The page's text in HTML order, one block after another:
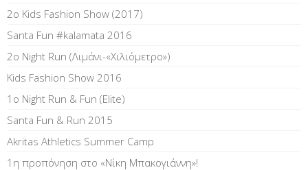
2ο Kids Fashion Show (2017)
Santa Fun #kalamata 2016
2ο Night Run (Λιμάνι-«Χιλιόμετρο»)
Kids Fashion Show 2016
1o Night Run & Fun (Elite)
Santa Fun & Run 2015
Akritas Athletics Summer Camp
1η προπόνηση στο «Νίκη Μπακογιάννη»!